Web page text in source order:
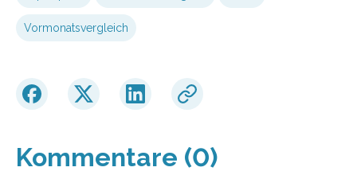
Vormonatsvergleich
Kommentare (0)